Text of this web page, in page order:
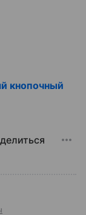
кнопочный